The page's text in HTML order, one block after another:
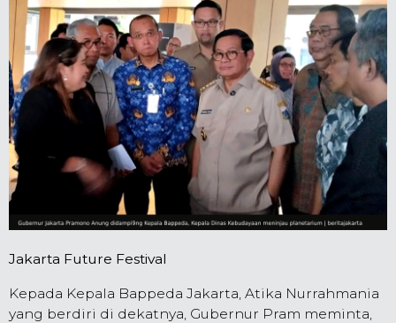
Jakarta Future Festival
Kepada Kepala Bappeda Jakarta, Atika Nurrahmania
yang berdiri di dekatnya, Gubernur Pram meminta,